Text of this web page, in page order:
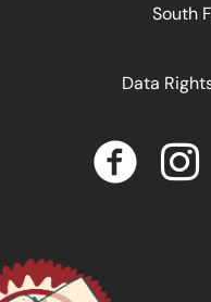
South
Data